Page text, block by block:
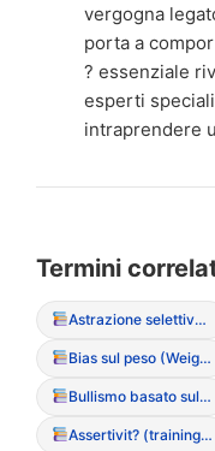
vergogna
porta a
? essenziale
esperti
intraprendere
Termini
Astrazione selettiva (bias cognitivo)
Bias sul peso (Weight Bias)
Bullismo basato sul peso
Assertivit? (training di)